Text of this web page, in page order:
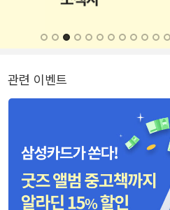
관련 이벤트